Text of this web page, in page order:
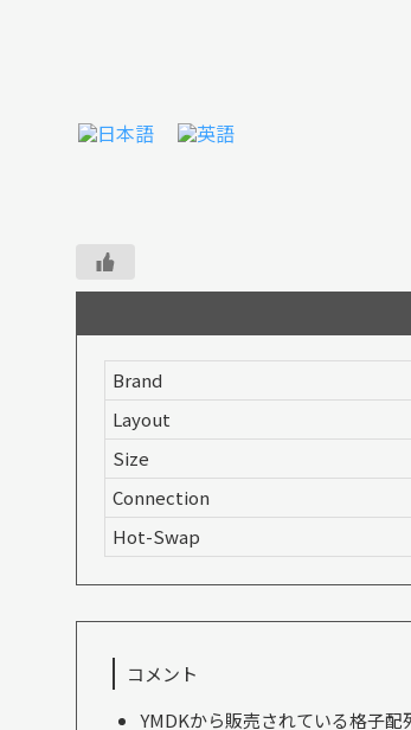
Brand
Layout
Size
Connection
Hot-Swap
コメント
YMDKから販売されている格子